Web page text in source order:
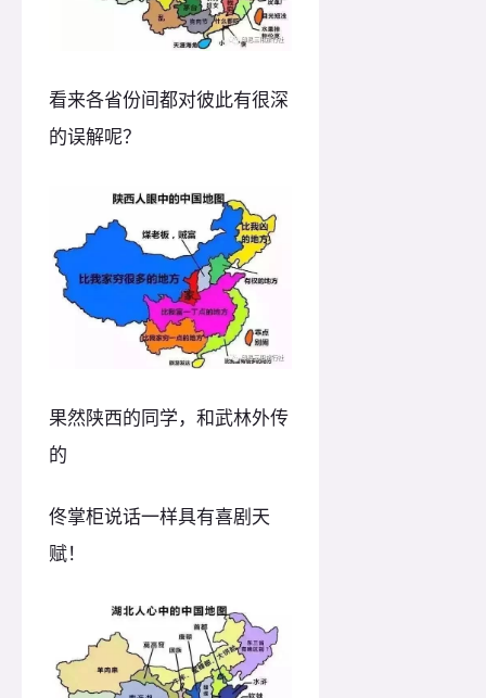
看来各省份间都对彼此有很深
的误解呢？
果然陕西的同学，和武林外传
的
佟掌柜说话一样具有喜剧天
赋！